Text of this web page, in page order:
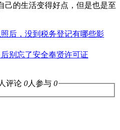
己的生活变得好点，但是也是至
后，没到税务登记有哪些影
别忘了安全奉贤许可证
人评论 0人参与 0